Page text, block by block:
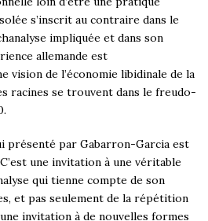
s’inscrit au contraire dans le
impliquée et dans son
allemande est
vision de l’économie libidinale de la
racines se trouvent dans le freudo-
présenté par Gabarron-Garcia est
une invitation à une véritable
qui tienne compte de son
et pas seulement de la répétition
invitation à de nouvelles formes